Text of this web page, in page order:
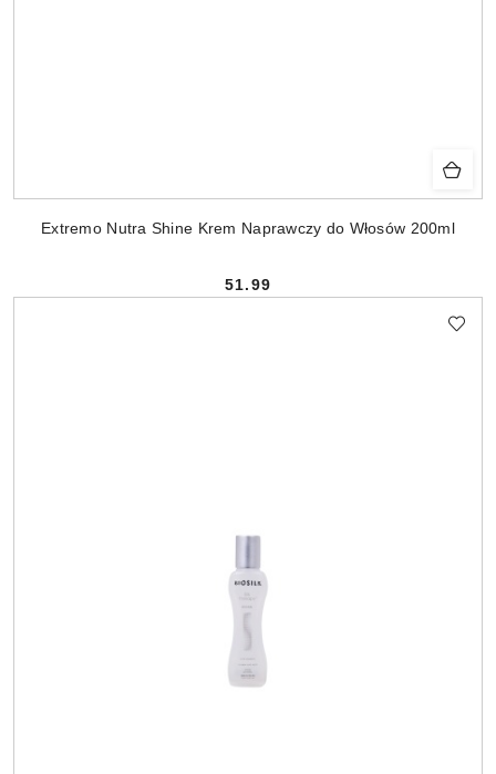
Extremo Nutra Shine Krem Naprawczy do Włosów 200ml
Cena:
51.99